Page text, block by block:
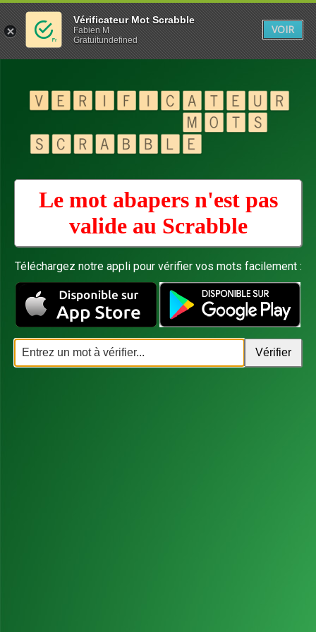
Le mot abapers n'est pas
valide au Scrabble
Téléchargez notre appli pour vérifier vos mots facilement :
Vérificateur Mot Scrabble
Fabien M
Gratuitundefined
VOIR